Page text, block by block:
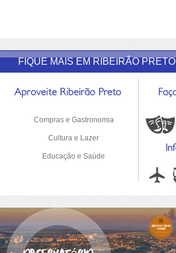
FIQUE MAIS EM RIBEIRÃO PRETO
Compras e Gastronomia
Cultura e Lazer
Educação e Saúde